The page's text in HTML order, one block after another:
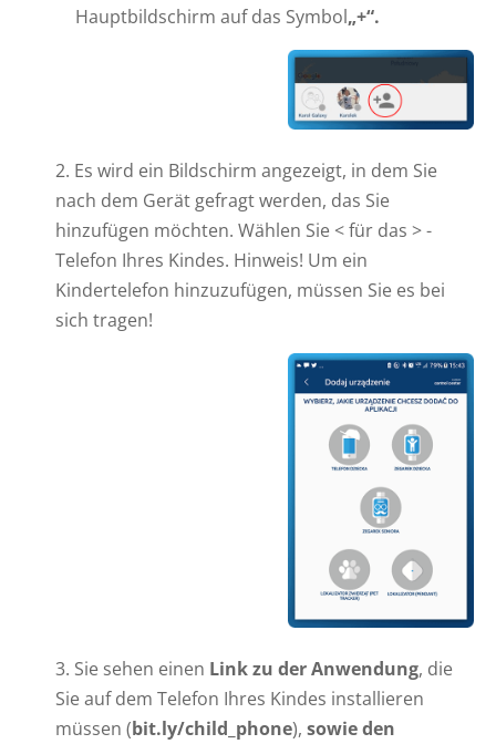
Hauptbildschirm auf das Symbol„+“.
2. Es wird ein Bildschirm angezeigt, in dem Sie
nach dem Gerät gefragt werden, das Sie
hinzufügen möchten. Wählen Sie < für das > -
Telefon Ihres Kindes. Hinweis! Um ein
Kindertelefon hinzuzufügen, müssen Sie es bei
sich tragen!
3. Sie sehen einen Link zu der Anwendung, die
Sie auf dem Telefon Ihres Kindes installieren
müssen (bit.ly/child_phone), sowie den